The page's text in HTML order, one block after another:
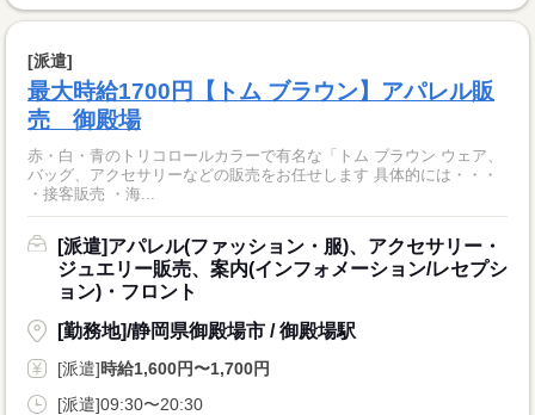
[派遣]
最大時給1700円【トム ブラウン】アパレル販
売 御殿場
赤・白・青のトリコロールカラーで有名な「トム ブラウン ウェア、
バッグ、アクセサリーなどの販売をお任せします 具体的には・・・
・接客販売 ・海...
[派遣]アパレル(ファッション・服)、アクセサリー・
ジュエリー販売、案内(インフォメーション/レセプシ
ョン)・フロント
[勤務地]/静岡県御殿場市 / 御殿場駅
[派遣]時給1,600円〜1,700円
[派遣]09:30〜20:30